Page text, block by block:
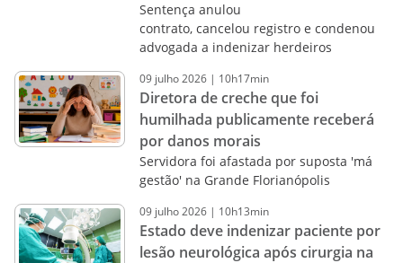
Sentença anulou
contrato, cancelou registro e condenou
advogada a indenizar herdeiros
09 julho2026 | 10h17min
Diretora de creche que foi
humilhada publicamente receberá
por danos morais
Servidora foi afastada por suposta 'má
gestão' na Grande Florianópolis
09 julho2026 | 10h13min
Estado deve indenizar paciente por
lesão neurológica após cirurgia na